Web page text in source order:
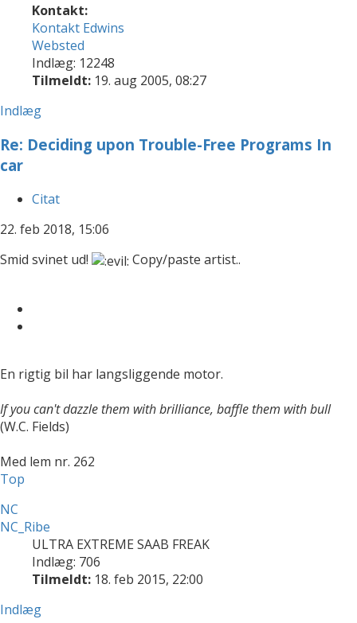
Kontakt:
Kontakt Edwins
Websted
Indlæg: 12248
Tilmeldt: 19. aug 2005, 08:27
Indlæg
Re: Deciding upon Trouble-Free Programs In
car
Citat
22. feb 2018, 15:06
Smid svinet ud!
Copy/paste artist..
En rigtig bil har langsliggende motor.
If you can't dazzle them with brilliance, baffle them with bull
(W.C. Fields)
Med lem nr. 262
Top
NC
NC_Ribe
ULTRA EXTREME SAAB FREAK
Indlæg: 706
Tilmeldt: 18. feb 2015, 22:00
Indlæg